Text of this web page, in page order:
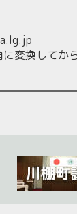
変換してか